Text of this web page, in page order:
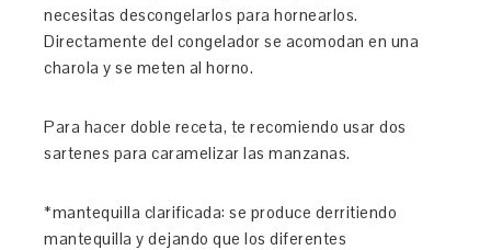
necesitas descongelarlos para hornearlos.
Directamente del congelador se acomodan en una
charola y se meten al horno.
Para hacer doble receta, te recomiendo usar dos
sartenes para caramelizar las manzanas.
*mantequilla clarificada: se produce derritiendo
mantequilla y dejando que los diferentes